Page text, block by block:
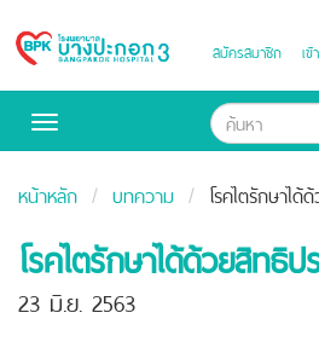
Bangpakok
สมัครสมาชิก เ
Toggle
หน้าหลัก บทความ โรคไตรักษาไ
โรคไตรักษาได้ด้วยสิทธิ
23 มิ.ย. 2563